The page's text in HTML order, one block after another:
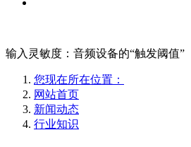
输入灵敏度：音频设备的“触发阈值”
您现在所在位置：
网站首页
新闻动态
行业知识